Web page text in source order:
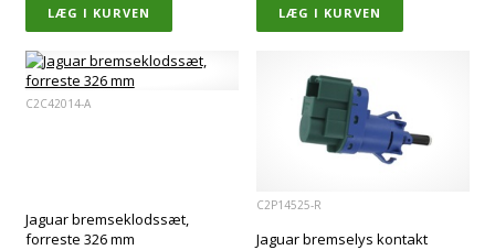
C2C42014-A
Jaguar bremseklodssæt,
forreste 326 mm
C2P14525-R
Jaguar bremselys kontakt